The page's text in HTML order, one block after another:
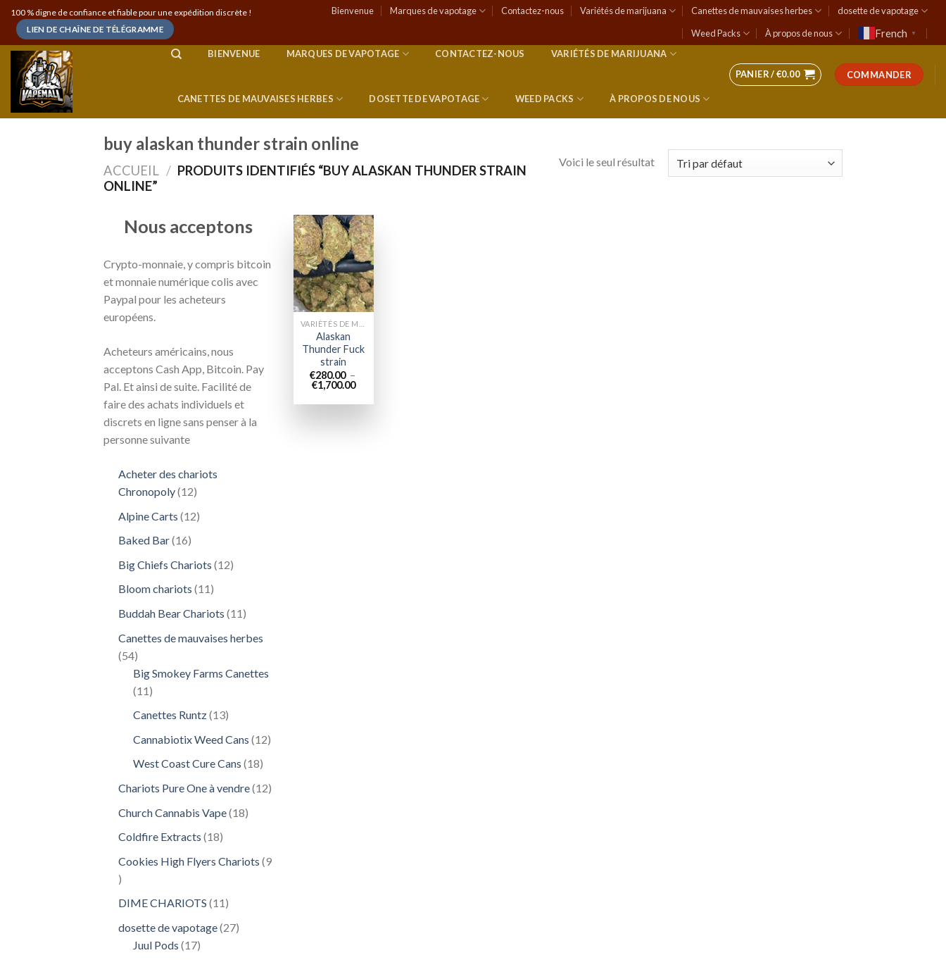
Skip
content
100 % digne de confiance et fiable pour une expédition discrète !
LIEN DE CHAÎNE DE TÉLÉGRAMME
Bienvenue Marques de vapotage Contactez-nous Variétés de marijuana Canettes de mauvaises herbes
dosette de vapotage
Weed Packs
À propos de nous French ▼
BIENVENUE MARQUES DE VAPOTAGE CONTACTEZ-NOUS VARIÉTÉS DE MARIJUANA
CANETTES DE MAUVAISES HERBES DOSETTE DE VAPOTAGE WEED PACKS À PROPOS DE NOUS
PANIER /€0.00 COMMANDER
buy alaskan thunder strain online
ACCUEIL / PRODUITS IDENTIFIÉS “BUY ALASKAN THUNDER STRAIN
ONLINE”
Voici le seul résultat
Nous acceptons
Crypto-monnaie, y compris bitcoin
et monnaie numérique colis avec
Paypal pour les acheteurs
européens.
Acheteurs américains, nous
acceptons Cash App, Bitcoin. Pay
Pal. Et ainsi de suite. Facilité de
faire des achats individuels et
discrets en ligne sans penser à la
personne suivante
Acheter des chariots
Chronopoly 1212
Alpine Carts 1212
Baked Bar 1616
Big Chiefs Chariots 1212
Bloom chariots 1111
Buddah Bear Chariots 1111
Canettes de mauvaises herbes
5454
produits
Big Smokey Farms Canettes
11 11
Canettes Runtz 1313
Cannabiotix Weed Cans 1212
West Coast Cure Cans 1818
Chariots Pure One à vendre 1212
Church Cannabis Vape 1818
Coldfire Extracts 1818
Cookies High Flyers Chariots 9
9
DIME CHARIOTS 1111
dosette de vapotage 2727
Juul Pods 1717
Add to
wishlist
Alaskan
Thunder Fuck
strain
€280.00 –
€1,700.00Plage
prix :